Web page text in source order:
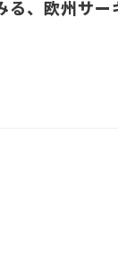
る、欧州サー